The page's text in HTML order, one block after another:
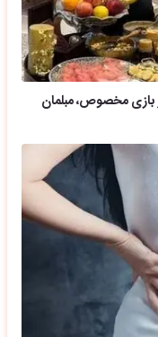
بازی مخصوص، مبلمان